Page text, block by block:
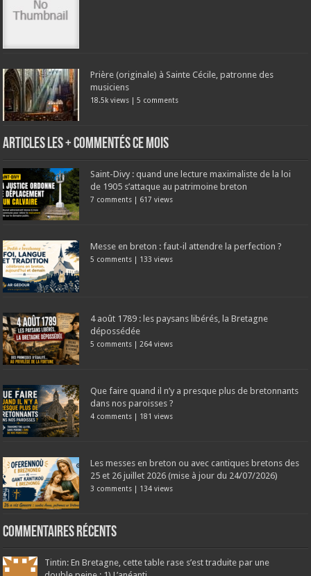
Prière (originale) à Sainte Cécile, patronne des
musiciens
18.5k views |5 comments
Articles les + commentés ce mois
Saint-Divy : quand une lecture maximaliste de la loi
de 1905 s’attaque au patrimoine breton
7 comments | 617 views
Messe en breton : faut-il attendre la perfection ?
5 comments | 133 views
4 août 1789 : les paysans libérés, la Bretagne
dépossédée
5 comments | 264 views
Que faire quand il n’y a presque plus de bretonnants
dans nos paroisses ?
4 comments | 181 views
Les messes en breton ou avec cantiques bretons des
25 et 26 juillet 2026 (mise à jour du 24/07/2026)
3 comments | 134 views
Commentaires récents
Tintin: En Bretagne, cette table rase s’est traduite par une